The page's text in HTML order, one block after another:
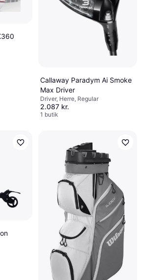
Callaway Paradym Ai Smoke
Max Driver
Driver, Herre, Regular
2.087 kr.
1 butik